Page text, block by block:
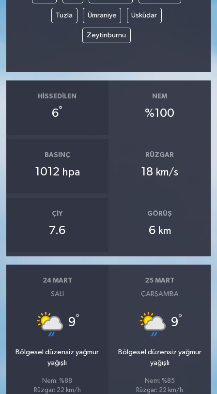
Tuzla Ümraniye Üsküdar
Zeytinburnu
HISSEDILEN
6°
NEM
%100
BASINÇ
1012 hpa
RÜZGAR
18 km/s
ÇIY
7.6
GÖRÜŞ
6 km
24 MART
SALI
9°
Bölgesel düzensiz yağmur
yağışlı
Nem: %88
Rüzgar: 22 km/h
25 MART
ÇARŞAMBA
9°
Bölgesel düzensiz yağmur
yağışlı
Nem: %85
Rüzgar: 22 km/h